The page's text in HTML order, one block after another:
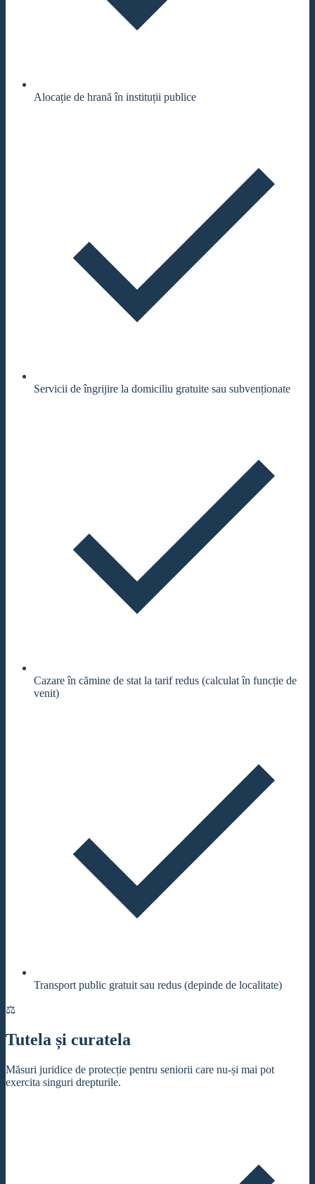
Alocație de hrană în instituții publice
Servicii de îngrijire la domiciliu gratuite sau subvenționate
Cazare în cămine de stat la tarif redus (calculat în funcție de
venit)
Transport public gratuit sau redus (depinde de localitate)
⚖️
Tutela și curatela
Măsuri juridice de protecție pentru seniorii care nu-și mai pot
exercita singuri drepturile.